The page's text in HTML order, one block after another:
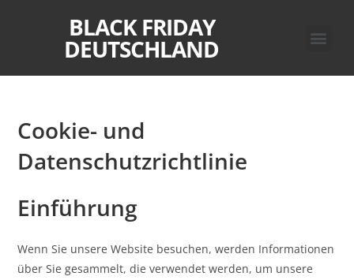
BLACK FRIDAY
DEUTSCHLAND
Cookie- und
Datenschutzrichtlinie
Einführung
Wenn Sie unsere Website besuchen, werden Informationen
über Sie gesammelt, die verwendet werden, um unsere